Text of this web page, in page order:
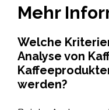
Mehr
Welche
Analyse von
werden?